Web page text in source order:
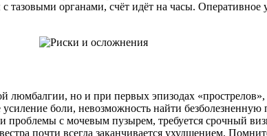
органами, счёт идёт на часы. Оперативное
люмбалгии, но и при первых эпизодах
боли, невозможность найти
с мочевым пузырем, требуется срочный
почти всегда заканчивается ухудшением.